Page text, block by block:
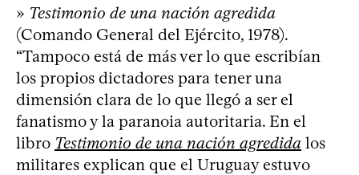
» Testimonio de una nación agredida
(Comando General del Ejército, 1978).
“Tampoco está de más ver lo que escribían
los propios dictadores para tener una
dimensión clara de lo que llegó a ser el
fanatismo y la paranoia autoritaria. En el
libro Testimonio de una nación agredida los
militares explican que el Uruguay estuvo